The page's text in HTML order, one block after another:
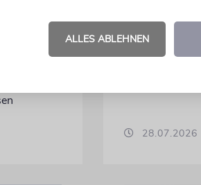
einer
als CSD-
habe
USA sind im
28.07.2026
ALLES ABLEHNEN